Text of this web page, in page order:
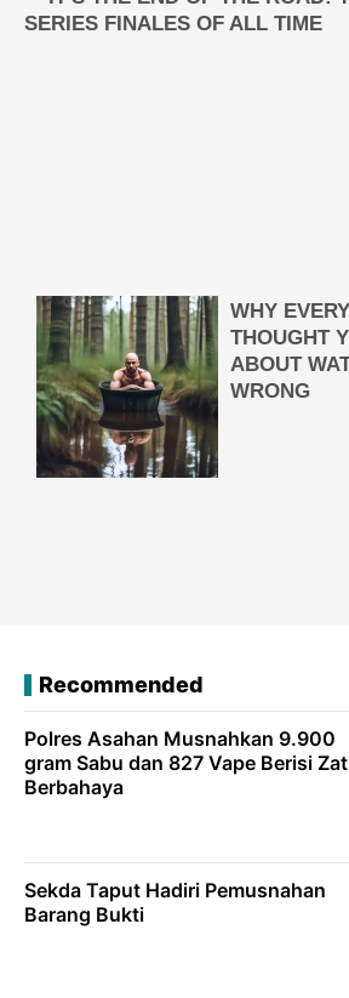
Recommended
Polres Asahan Musnahkan 9.900
gram Sabu dan 827 Vape Berisi Zat
Berbahaya
Sekda Taput Hadiri Pemusnahan
Barang Bukti